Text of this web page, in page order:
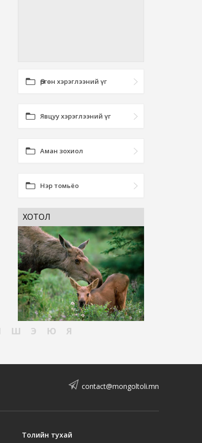
Өргөн хэрэглээний үг
Явцуу хэрэглээний үг
Аман зохиол
Нэр томьёо
ХОТОЛ
Ш Э Ю Я
contact@mongoltoli.mn
Толийн тухай